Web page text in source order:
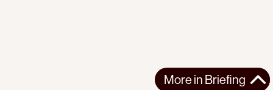
More in Briefing